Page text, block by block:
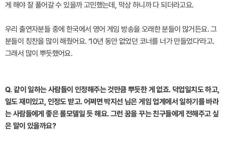
게 해야 잘 풀어갈 수 있을까 고민했는데, 막상 하니까 다 되더라고요.
우리 출연자분들 중에 한국에서 영어 게임 방송을 오래한 분들이 많거든요. 그
분들이 칭찬을 많이 해줬어요. ‘10년 동안 없었던 코너를 너가 만들었다’라고.
그래서 많이 뿌듯했어요.
Q. 같이 일하는 사람들이 인정해주는 것만큼 뿌듯한 게 없죠. 덕업일치도 하고,
일도 재미있고, 인정도 받고. 어쩌면 박지선 님은 게임 업계에서 일하기를 바라
는 사람들에게 좋은 롤모델일 듯 해요. 그런 꿈을 꾸는 친구들에게 전해주고 싶
은 말이 있을까요?